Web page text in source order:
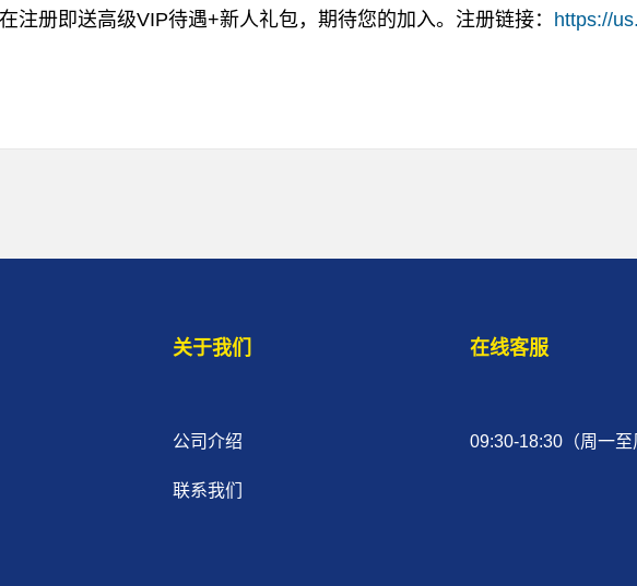
册即送高级VIP待遇+新人礼包，期待您的加入。注册链接： https://
关于我们
公司介绍
联系我们
在线客服
09:30-18:30（周一至